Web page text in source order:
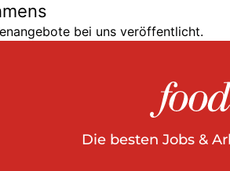
bei uns veröffentlicht.
Die besten Jobs &